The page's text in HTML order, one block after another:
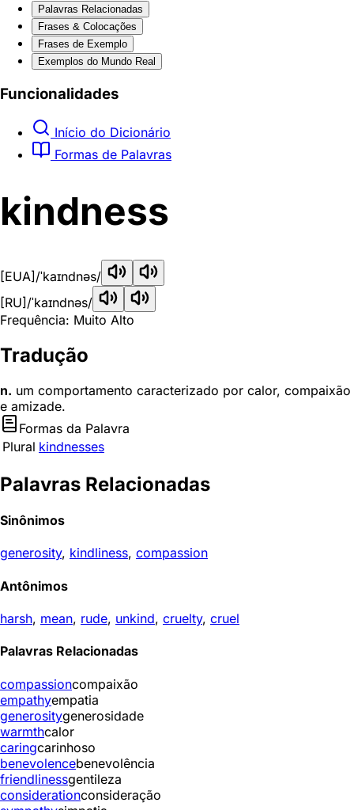
Palavras Relacionadas
Frases & Colocações
Frases de Exemplo
Exemplos do Mundo Real
Funcionalidades
Início do Dicionário
Formas de Palavras
kindness
[EUA] /ˈkaɪndnəs/
[RU] /ˈkaɪndnəs/
Frequência: Muito Alto
Tradução
n. um comportamento caracterizado por calor, compaixão
e amizade.
Formas da Palavra
Plural kindnesses
Palavras Relacionadas
Sinônimos
generosity, kindliness, compassion
Antônimos
harsh, mean, rude, unkind, cruelty, cruel
Palavras Relacionadas
compassioncompaixão
empathyempatia
generositygenerosidade
warmthcalor
caringcarinhoso
benevolencebenevolência
friendlinessgentileza
considerationconsideração